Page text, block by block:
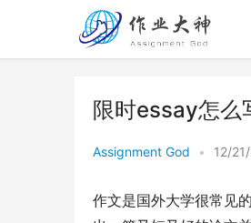
限时essay怎么
Assignment God • 12/
作文是国外大学很常见